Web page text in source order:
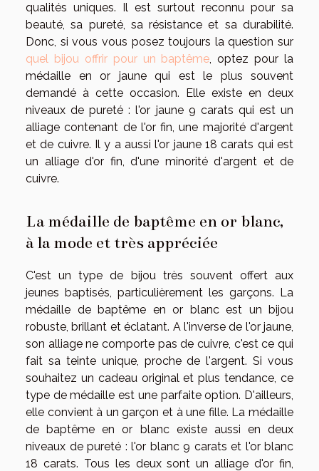
qualités uniques. Il est surtout reconnu pour sa
beauté, sa pureté, sa résistance et sa durabilité.
Donc, si vous vous posez toujours la question sur
quel bijou offrir pour un baptême, optez pour la
médaille en or jaune qui est le plus souvent
demandé à cette occasion. Elle existe en deux
niveaux de pureté : l'or jaune 9 carats qui est un
alliage contenant de l'or fin, une majorité d'argent
et de cuivre. Il y a aussi l'or jaune 18 carats qui est
un alliage d'or fin, d'une minorité d'argent et de
cuivre.
La médaille de baptême en or blanc,
à la mode et très appréciée
C'est un type de bijou très souvent offert aux
jeunes baptisés, particulièrement les garçons. La
médaille de baptême en or blanc est un bijou
robuste, brillant et éclatant. A l'inverse de l'or jaune,
son alliage ne comporte pas de cuivre, c'est ce qui
fait sa teinte unique, proche de l'argent. Si vous
souhaitez un cadeau original et plus tendance, ce
type de médaille est une parfaite option. D'ailleurs,
elle convient à un garçon et à une fille. La médaille
de baptême en or blanc existe aussi en deux
niveaux de pureté : l'or blanc 9 carats et l'or blanc
18 carats. Tous les deux sont un alliage d'or fin,